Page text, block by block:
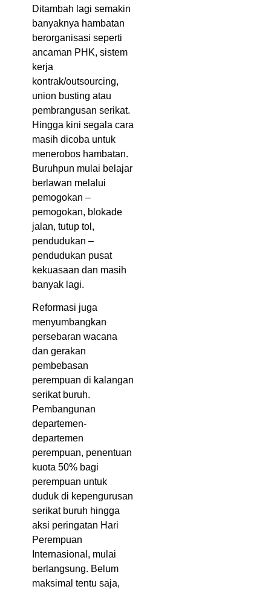
Ditambah lagi semakin
banyaknya hambatan
berorganisasi seperti
ancaman PHK, sistem
kerja
kontrak/outsourcing,
union busting atau
pembrangusan serikat.
Hingga kini segala cara
masih dicoba untuk
menerobos hambatan.
Buruhpun mulai belajar
berlawan melalui
pemogokan –
pemogokan, blokade
jalan, tutup tol,
pendudukan –
pendudukan pusat
kekuasaan dan masih
banyak lagi.
Reformasi juga
menyumbangkan
persebaran wacana
dan gerakan
pembebasan
perempuan di kalangan
serikat buruh.
Pembangunan
departemen-
departemen
perempuan, penentuan
kuota 50% bagi
perempuan untuk
duduk di kepengurusan
serikat buruh hingga
aksi peringatan Hari
Perempuan
Internasional, mulai
berlangsung. Belum
maksimal tentu saja,